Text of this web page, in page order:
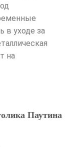
в уходе за
на
Паутина